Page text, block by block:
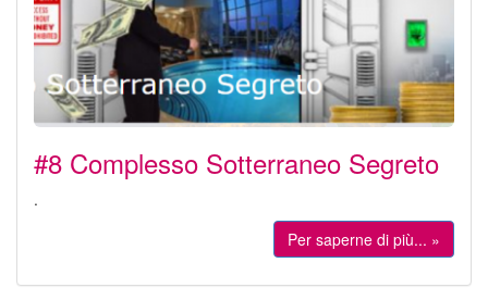
#8 Complesso Sotterraneo Segreto
.
Per saperne di più... »